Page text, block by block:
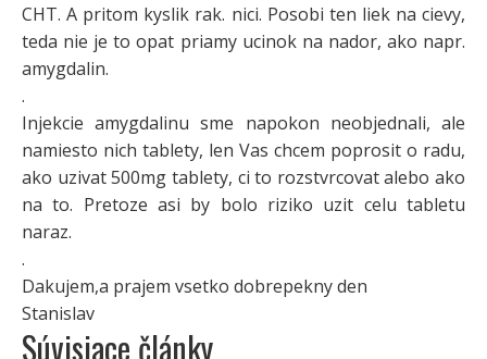
CHT. A pritom kyslik rak. nici. Posobi ten liek na cievy,
teda nie je to opat priamy ucinok na nador, ako napr.
amygdalin.
.
Injekcie amygdalinu sme napokon neobjednali, ale
namiesto nich tablety, len Vas chcem poprosit o radu,
ako uzivat 500mg tablety, ci to rozstvrcovat alebo ako
na to. Pretoze asi by bolo riziko uzit celu tabletu
naraz.
.
Dakujem,a prajem vsetko dobrepekny den
Stanislav
Súvisiace články